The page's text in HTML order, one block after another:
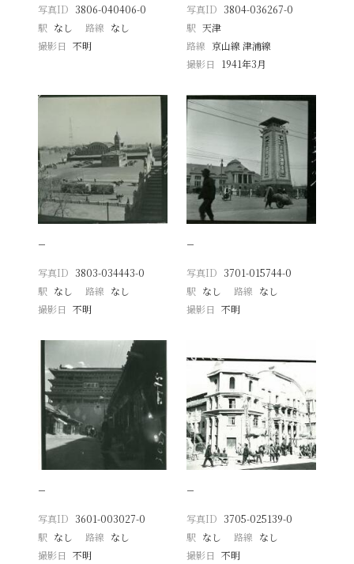
写真ID 3806-040406-0
駅 なし 路線 なし
撮影日
不明
写真ID 3804-036267-0
駅 天津
路線 京山線 津浦線
撮影日
1941年3月
−
写真ID 3803-034443-0
駅 なし 路線 なし
撮影日
不明
−
写真ID 3701-015744-0
駅 なし 路線 なし
撮影日 不明
−
写真ID 3601-003027-0
駅 なし 路線 なし
撮影日
不明
−
写真ID 3705-025139-0
駅 なし 路線 なし
撮影日 不明